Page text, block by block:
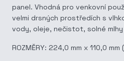
panel. Vhodná pro venkovní
velmi drsných prostředích s
vody, oleje, nečistot, solné
ROZMĚRY: 224,0 mm x 110,0